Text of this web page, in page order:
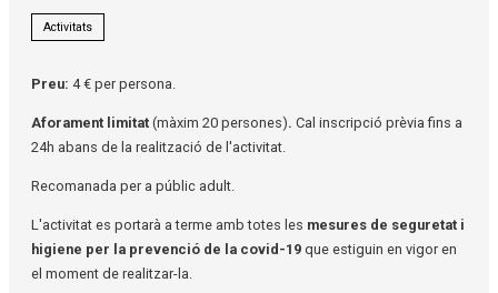
Activitats
Preu: 4 € per persona.
Aforament limitat (màxim 20 persones). Cal inscripció prèvia fins a
24h abans de la realització de l'activitat.
Recomanada per a públic adult.
L'activitat es portarà a terme amb totes les mesures de seguretat i
higiene per la prevenció de la covid-19 que estiguin en vigor en
el moment de realitzar-la.